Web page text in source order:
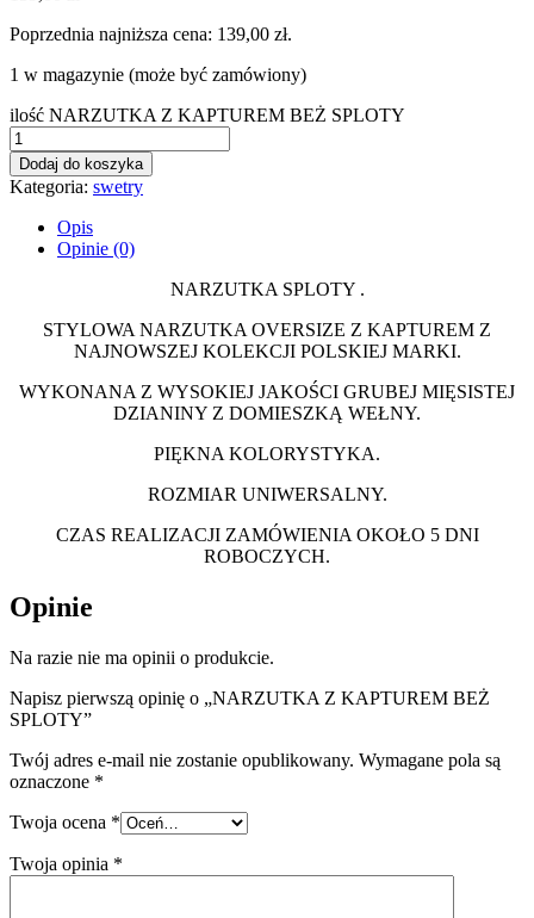
Poprzednia najniższa cena: 139,00 zł.
1 w magazynie (może być zamówiony)
ilość NARZUTKA Z KAPTUREM BEŻ SPLOTY
Dodaj do koszyka
Kategoria: swetry
Opis
Opinie (0)
NARZUTKA SPLOTY .
STYLOWA NARZUTKA OVERSIZE Z KAPTUREM Z
NAJNOWSZEJ KOLEKCJI POLSKIEJ MARKI.
WYKONANA Z WYSOKIEJ JAKOŚCI GRUBEJ MIĘSISTEJ
DZIANINY Z DOMIESZKĄ WEŁNY.
PIĘKNA KOLORYSTYKA.
ROZMIAR UNIWERSALNY.
CZAS REALIZACJI ZAMÓWIENIA OKOŁO 5 DNI
ROBOCZYCH.
Opinie
Na razie nie ma opinii o produkcie.
Napisz pierwszą opinię o „NARZUTKA Z KAPTUREM BEŻ
SPLOTY”
Twój adres e-mail nie zostanie opublikowany. Wymagane pola są
oznaczone *
Twoja ocena *
Twoja opinia *